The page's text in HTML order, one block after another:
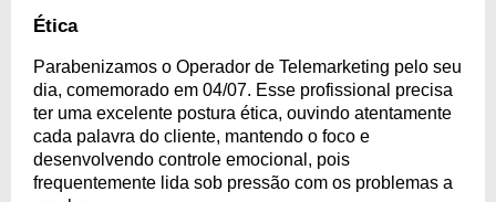
Ética
Parabenizamos o Operador de Telemarketing pelo seu
dia, comemorado em 04/07. Esse profissional precisa
ter uma excelente postura ética, ouvindo atentamente
cada palavra do cliente, mantendo o foco e
desenvolvendo controle emocional, pois
frequentemente lida sob pressão com os problemas a